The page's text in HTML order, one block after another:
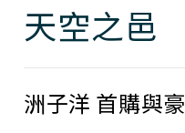
天空之邑
洲子洋 首購與